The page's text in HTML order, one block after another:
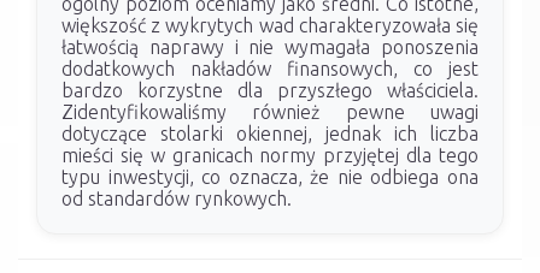
większość z wykrytych wad charakteryzowała się
łatwością naprawy i nie wymagała ponoszenia
dodatkowych nakładów finansowych, co jest
bardzo korzystne dla przyszłego właściciela.
Zidentyfikowaliśmy również pewne uwagi
dotyczące stolarki okiennej, jednak ich liczba
mieści się w granicach normy przyjętej dla tego
typu inwestycji, co oznacza, że nie odbiega ona
od standardów rynkowych.